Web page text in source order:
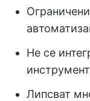
Не се
Липсват